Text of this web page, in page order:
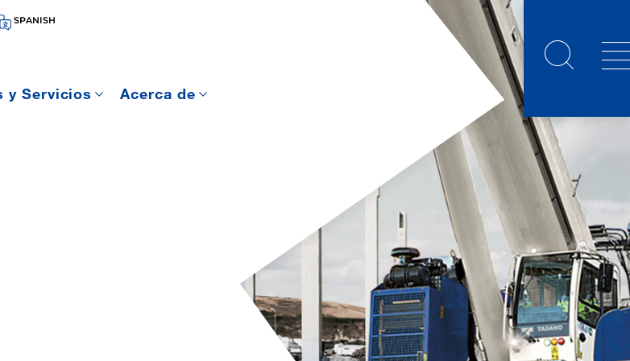
SPANISH
y Servicios Acerca de